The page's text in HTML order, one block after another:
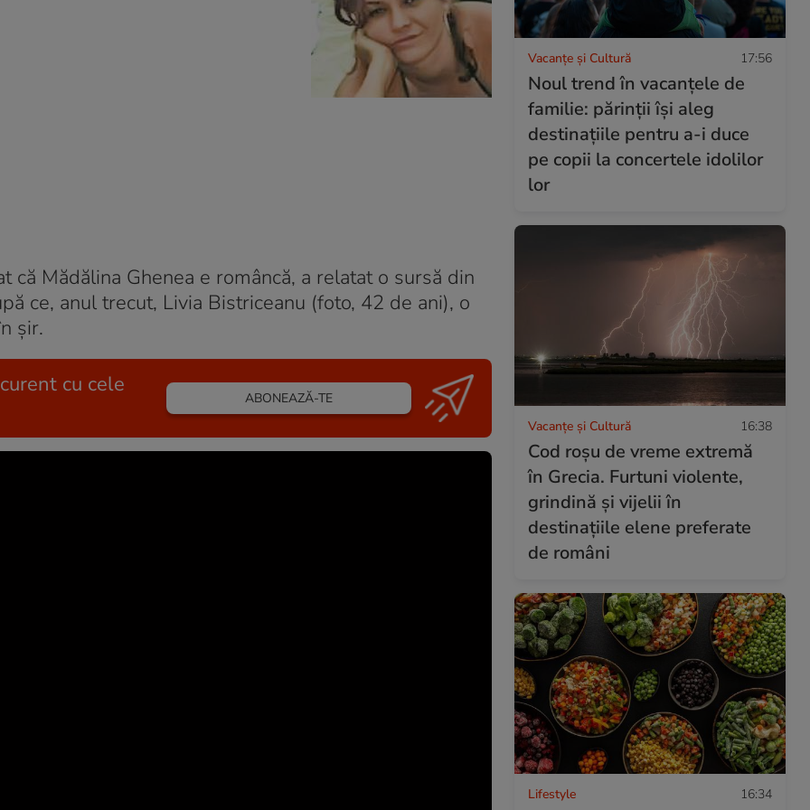
Mădălina Ghenea e româncă, a relatat o sursă din
ce, anul trecut, Livia Bistriceanu (foto, 42 de ani), o
şir.
cu cele
ABONEAZĂ-TE
Vacanțe și Cultură 17:56
Noul trend în vacanțele de
familie: părinții își aleg
destinațiile pentru a-i duce
pe copii la concertele idolilor
lor
Vacanțe și Cultură 16:38
Cod roșu de vreme extremă
în Grecia. Furtuni violente,
grindină și vijelii în
destinațiile elene preferate
de români
Lifestyle 16:34